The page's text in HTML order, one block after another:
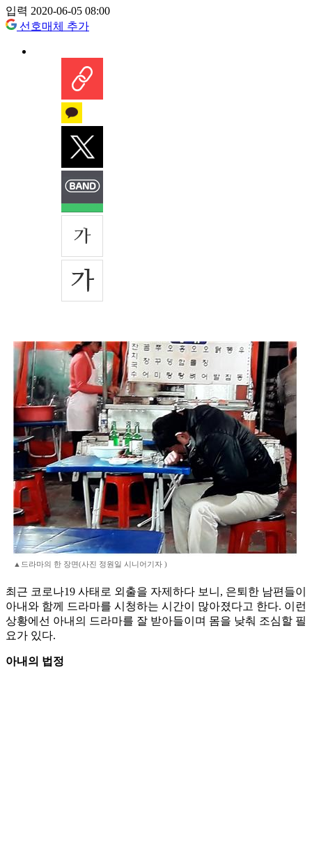
입력 2020-06-05 08:00
선호매체 추가
▲드라마의 한 장면(사진 정원일 시니어기자 )
최근 코로나19 사태로 외출을 자제하다 보니, 은퇴한 남편들이
아내와 함께 드라마를 시청하는 시간이 많아졌다고 한다. 이런
상황에선 아내의 드라마를 잘 받아들이며 몸을 낮춰 조심할 필
요가 있다.
아내의 법정